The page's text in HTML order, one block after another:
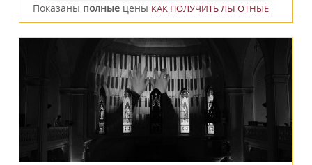
Показаны полные цены КАК ПОЛУЧИТЬ ЛЬГОТНЫЕ